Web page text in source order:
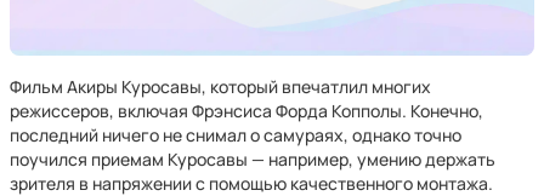
Фильм Акиры Куросавы, который впечатлил многих
режиссеров, включая Фрэнсиса Форда Копполы. Конечно,
последний ничего не снимал о самураях, однако точно
поучился приемам Куросавы — например, умению держать
зрителя в напряжении с помощью качественного монтажа.